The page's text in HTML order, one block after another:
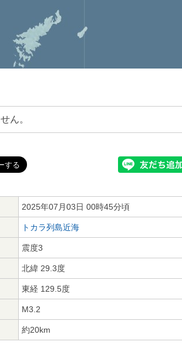
ん。
2025年07月03日 00時45分頃
トカラ列島近海
震度3
北緯 29.3度
東経 129.5度
M3.2
約20km